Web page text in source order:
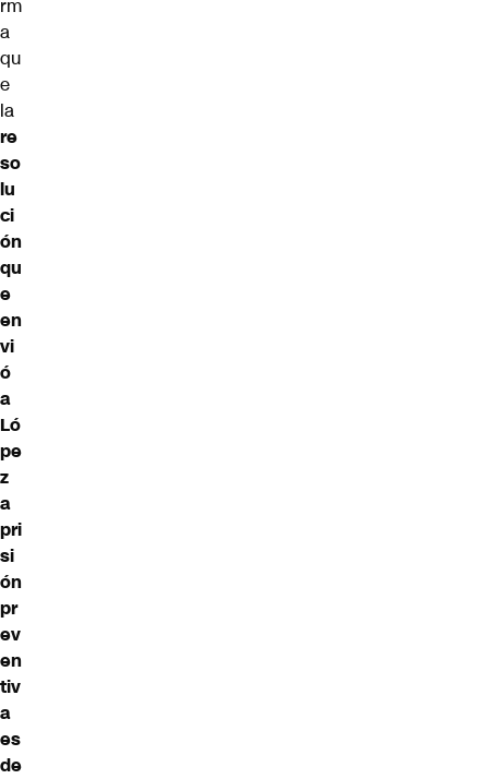
rm
a
qu
e
la
re
so
lu
ci
ón
qu
e
en
vi
ó
a
Ló
pe
z
a
pri
si
ón
pr
ev
en
tiv
a
es
de